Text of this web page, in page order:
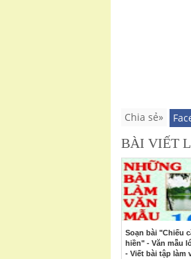
Chia sẻ»
BÀI VIẾT
Soạn bài "Chiếu
hiền" - Văn mẫu
- Viết bài tập làm